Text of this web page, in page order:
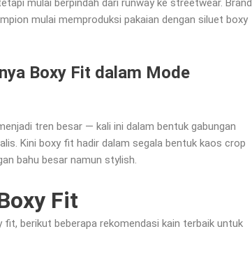
mulai berpindah dari runway ke streetwear. Brand
mulai memproduksi pakaian dengan siluet boxy
Boxy Fit dalam Mode
tren besar — kali ini dalam bentuk gabungan
Kini boxy fit hadir dalam segala bentuk kaos crop
bahu besar namun stylish.
Fit
berikut beberapa rekomendasi kain terbaik untuk